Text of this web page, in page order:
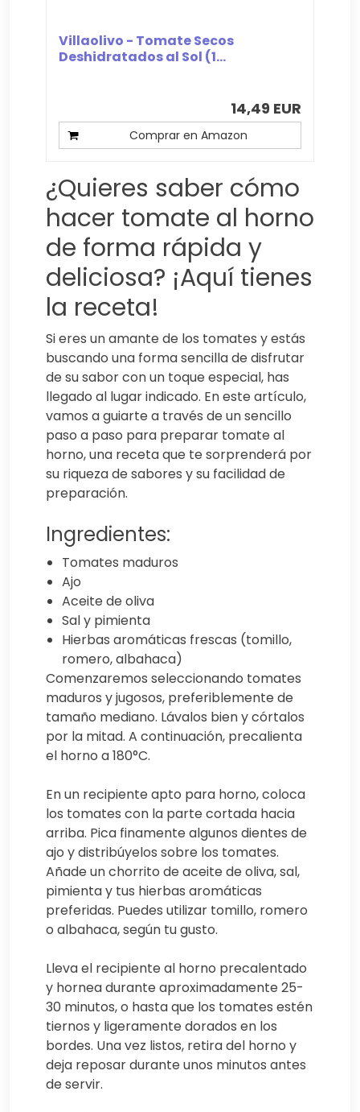
Villaolivo - Tomate Secos
Deshidratados al Sol (1...
14,49 EUR
Comprar en Amazon
¿Quieres saber cómo
hacer tomate al horno
de forma rápida y
deliciosa? ¡Aquí tienes
la receta!
Si eres un amante de los tomates y estás
buscando una forma sencilla de disfrutar
de su sabor con un toque especial, has
llegado al lugar indicado. En este artículo,
vamos a guiarte a través de un sencillo
paso a paso para preparar tomate al
horno, una receta que te sorprenderá por
su riqueza de sabores y su facilidad de
preparación.
Ingredientes:
Tomates maduros
Ajo
Aceite de oliva
Sal y pimienta
Hierbas aromáticas frescas (tomillo,
romero, albahaca)
Comenzaremos seleccionando tomates
maduros y jugosos, preferiblemente de
tamaño mediano. Lávalos bien y córtalos
por la mitad. A continuación, precalienta
el horno a 180°C.
En un recipiente apto para horno, coloca
los tomates con la parte cortada hacia
arriba. Pica finamente algunos dientes de
ajo y distribúyelos sobre los tomates.
Añade un chorrito de aceite de oliva, sal,
pimienta y tus hierbas aromáticas
preferidas. Puedes utilizar tomillo, romero
o albahaca, según tu gusto.
Lleva el recipiente al horno precalentado
y hornea durante aproximadamente 25-
30 minutos, o hasta que los tomates estén
tiernos y ligeramente dorados en los
bordes. Una vez listos, retira del horno y
deja reposar durante unos minutos antes
de servir.